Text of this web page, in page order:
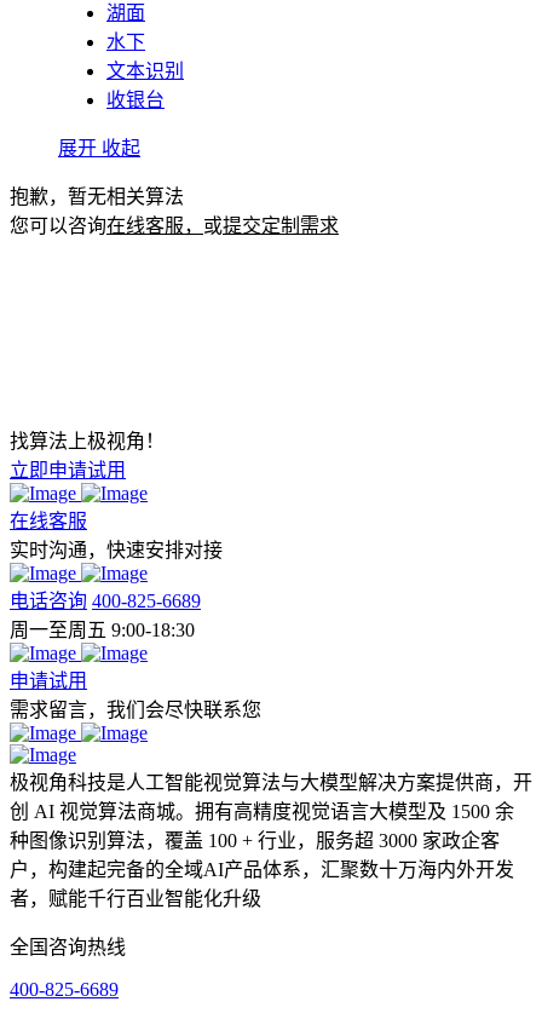
湖面
水下
文本识别
收银台
展开 收起
抱歉，暂无相关算法
您可以咨询在线客服， 或提交定制需求
找算法上极视角！
立即申请试用
在线客服
实时沟通，快速安排对接
电话咨询 400-825-6689
周一至周五 9:00-18:30
申请试用
需求留言，我们会尽快联系您
极视角科技是人工智能视觉算法与大模型解决方案提供商，开
创 AI 视觉算法商城。拥有高精度视觉语言大模型及 1500 余
种图像识别算法，覆盖 100 + 行业，服务超 3000 家政企客
户，构建起完备的全域AI产品体系，汇聚数十万海内外开发
者，赋能千行百业智能化升级
全国咨询热线
400-825-6689